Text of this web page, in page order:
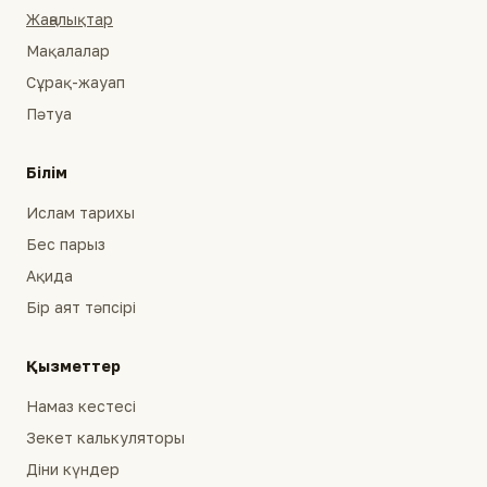
Жаңалықтар
Мақалалар
Сұрақ-жауап
Пәтуа
Білім
Ислам тарихы
Бес парыз
Ақида
Бір аят тәпсірі
Қызметтер
Намаз кестесі
Зекет калькуляторы
Діни күндер